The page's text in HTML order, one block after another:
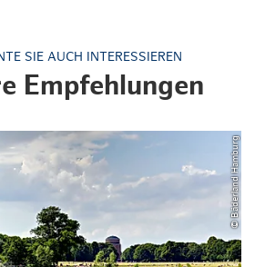
SIE AUCH INTERESSIEREN
Empfehlungen
© Bäderland Hamburg